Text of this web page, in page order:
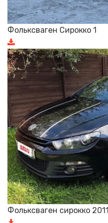
Фольксваген Сирокко 1
Фольксваген сирокко 2011